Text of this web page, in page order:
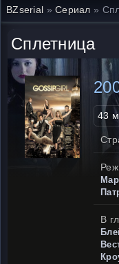
BZserial »Сериал »
Сплетница
43
В